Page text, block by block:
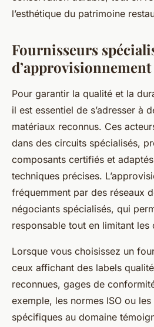
l’esthétique du patrimoine
Fournisseurs
d’approvisionnement
Pour garantir la qualité et la
il est essentiel de s’adresser à
matériaux reconnus. Ces
dans des circuits spécialisés,
composants certifiés et
techniques précises.
fréquemment par des réseaux
négociants spécialisés, qui
responsable tout en limitant les
Lorsque vous choisissez un
ceux affichant des labels
reconnues, gages de
exemple, les normes ISO ou
spécifiques au domaine